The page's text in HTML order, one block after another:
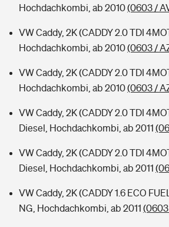
Hochdachkombi, ab 2010(0603 /
VW Caddy, 2K (CADDY 2.0 TDI
Hochdachkombi, ab 2010(0603 /
VW Caddy, 2K (CADDY 2.0 TDI
Hochdachkombi, ab 2010(0603 /
VW Caddy, 2K (CADDY 2.0 TDI
Diesel, Hochdachkombi, ab 2011
VW Caddy, 2K (CADDY 2.0 TDI
Diesel, Hochdachkombi, ab 2011
VW Caddy, 2K (CADDY 1.6 ECO
NG, Hochdachkombi, ab 2011